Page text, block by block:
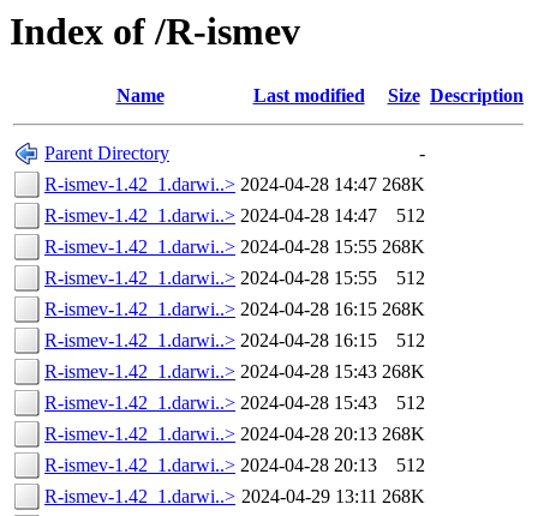
Index of /R-ismev
Name Last modified Size Description
Parent Directory
-
R-ismev-1.42_1.darwi..> 2024-04-28 14:47 268K
R-ismev-1.42_1.darwi..> 2024-04-28 14:47
512
R-ismev-1.42_1.darwi..> 2024-04-28 15:55 268K
R-ismev-1.42_1.darwi..> 2024-04-28 15:55
512
R-ismev-1.42_1.darwi..> 2024-04-28 16:15 268K
R-ismev-1.42_1.darwi..> 2024-04-28 16:15
512
R-ismev-1.42_1.darwi..> 2024-04-28 15:43 268K
R-ismev-1.42_1.darwi..> 2024-04-28 15:43
512
R-ismev-1.42_1.darwi..> 2024-04-28 20:13 268K
R-ismev-1.42_1.darwi..> 2024-04-28 20:13
512
R-ismev-1.42_1.darwi..> 2024-04-29 13:11 268K